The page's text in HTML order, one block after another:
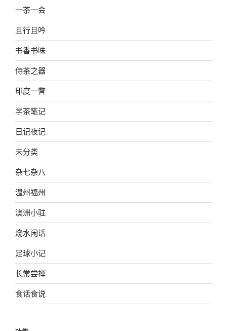
一茶一会
且行且吟
书香书味
侍茶之器
印度一瞥
学茶笔记
日记夜记
未分类
杂七杂八
温州福州
澳洲小驻
烧水闲话
足球小记
长常尝禅
食话食说